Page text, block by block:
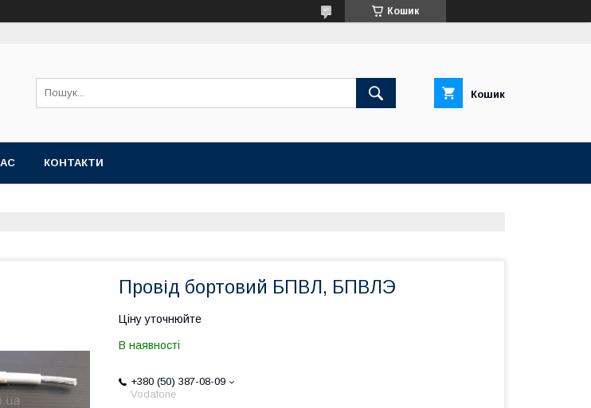
Кошик
Кошик
КОНТАКТИ
Провід бортовий БПВЛ, БПВЛЭ
Ціну уточнюйте
В наявності
+380 (50) 387-08-09
Vodafone